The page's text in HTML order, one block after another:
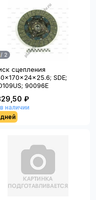
/ 2
сцепления
SDE;
90096E
₽
в наличии
дней